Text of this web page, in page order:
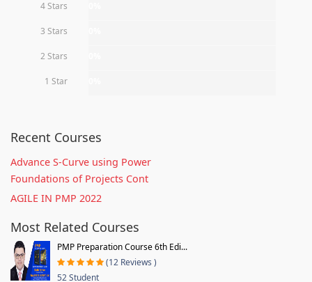
4 Stars
3 Stars
2 Stars
1 Star
Recent Courses
Advance S-Curve using Power
Foundations of Projects Cont
AGILE IN PMP 2022
Most Related Courses
PMP Preparation Course 6th Edi...
(12 Reviews )
52 Student